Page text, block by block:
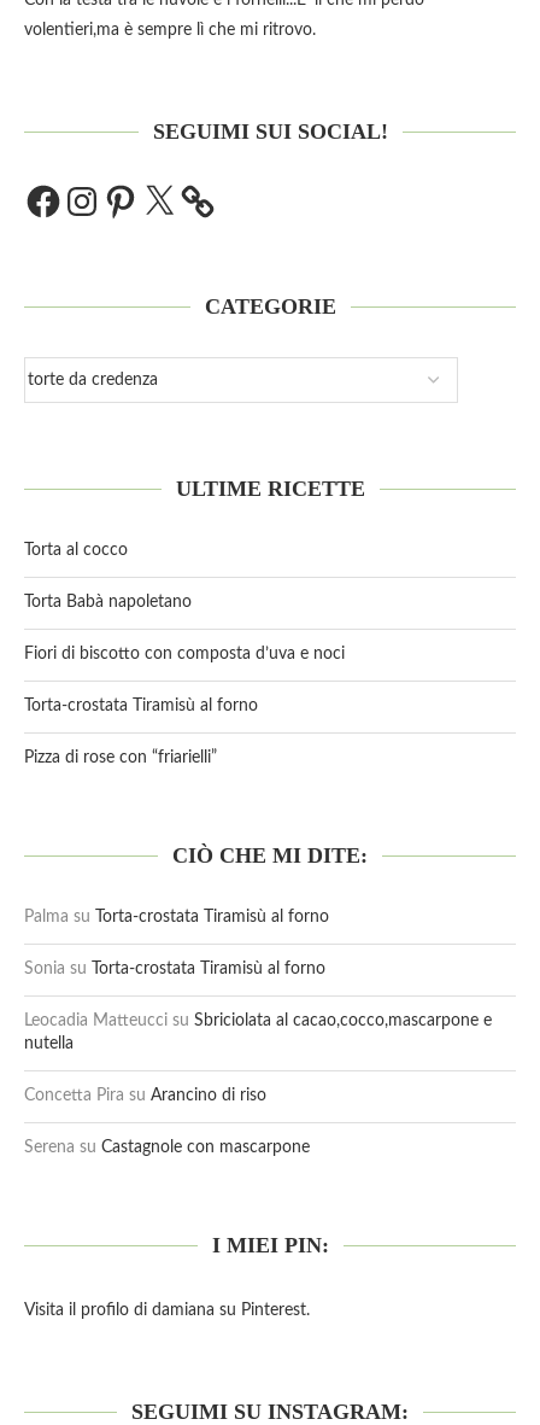
volentieri,ma è sempre lì che mi ritrovo.
SEGUIMI SUI SOCIAL!
CATEGORIE
ULTIME RICETTE
Torta al cocco
Torta Babà napoletano
Fiori di biscotto con composta d’uva e noci
Torta-crostata Tiramisù al forno
Pizza di rose con “friarielli”
CIÒ CHE MI DITE:
Palma su Torta-crostata Tiramisù al forno
Sonia su Torta-crostata Tiramisù al forno
Leocadia Matteucci su Sbriciolata al cacao,cocco,mascarpone e
nutella
Concetta Pira su Arancino di riso
Serena su Castagnole con mascarpone
I MIEI PIN:
Visita il profilo di damiana su Pinterest.
SEGUIMI SU INSTAGRAM: